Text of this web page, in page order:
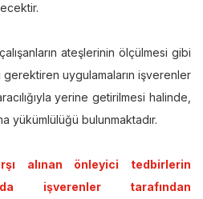
ateşlerinin ölçülmesi gibi
gerektiren uygulamaların işverenler
yerine getirilmesi halinde,
yükümlülüğü bulunmaktadır.
alınan önleyici tedbirlerin
işverenler tarafından